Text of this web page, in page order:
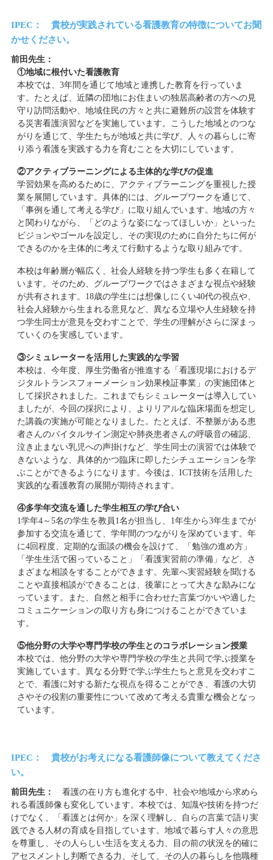
IPEC： 貴校が実践されている看護教育の特徴についてお聞
かせください。
前田先生：
①地域に根付いた看護教育
本校では、3年間を通じて地域と連携した教育を行っていま
す。たとえば、近隣の団地にお住まいの独居高齢者の方への見
守り訪問活動や、地域住民の方々と共に避難所の設営を体験す
る災害看護演習などを実施しています。こうした地域とのつな
がりを通じて、学生たちが地域と共に学び、人々の暮らしに寄
り添う看護を実践する力を育むことを大切にしています。
②アクティブラーニングによる主体的な学びの促進
学習効果を高めるために、アクティブラーニングを重視した授
業を展開しています。具体的には、グループワークを通じて、
「事例を通して考える学び」に取り組んでいます。地域の方々
と関わりながら、「どのような姿になってほしいか」といった
ビジョンやゴールを設定し、その実現のために自分たちに何が
できるのかを主体的に考えて行動するような取り組みです。
本校は年齢層が幅広く、社会人経験を持つ学生も多く在籍して
います。そのため、グループワークではさまざまな視点や経験
が共有されます。18歳の学生には想像しにくい40代の視点や、
社会人経験から生まれる意見など、異なる立場や人生経験を持
つ学生同士が意見を交わすことで、学生の理解がさらに深まっ
ていくのを実感しています。
③シミュレーターを活用した実践的な学習
本校は、今年度、厚生労働省が推進する「看護現場におけるデ
ジタルトランスフォーメーション効果検証事業」の実施団体と
して採択されました。これまでもシミュレーターは導入してい
ましたが、今回の採択により、よりリアルな臨床場面を想定し
た講義の実施が可能となりました。たとえば、不整脈がある患
者さんのバイタルサイン測定や肺炎患者さんの呼吸音の確認、
泣き止まない乳児への声掛けなど、学生同士の演習では体験で
きないような、具体的かつ臨床に即したシチュエーションを学
ぶことができるようになります。今後は、ICT技術を活用した
実践的な看護教育の展開が期待されます。
④多学年交流を通した学生相互の学び合い
1学年4～5名の学生を教員1名が担当し、1年生から3年生までが
参加する交流を通じて、学年間のつながりを深めています。年
に4回程度、定期的な面談の機会を設けて、「勉強の進め方」
「学生生活で困っていること」「看護実習前の準備」など、さ
まざまな相談をすることができます。先輩へ実習経験を聞ける
ことや直接相談ができることは、後輩にとって大きな励みにな
っています。また、自然と相手に合わせた言葉づかいや適した
コミュニケーションの取り方も身につけることができていま
す。
⑤他分野の大学や専門学校の学生とのコラボレーション授業
本校では、他分野の大学や専門学校の学生と共同で学ぶ授業を
実施しています。異なる分野で学ぶ学生たちと意見を交わすこ
とで、看護に対する新たな視点を得ることができ、看護の大切
さやその役割の重要性について改めて考える貴重な機会となっ
ています。
IPEC： 貴校がお考えになる看護師像について教えてくださ
い。
前田先生：
看護の在り方も進化する中、社会や地域から求めら
れる看護師像も変化しています。本校では、知識や技術を持つだ
けでなく、「看護とは何か」を深く理解し、自らの言葉で語り実
践できる人材の育成を目指しています。地域で暮らす人々の意思
を尊重し、その人らしい生活を支える力、目の前の状況を的確に
アセスメントし判断できる力、そして、その人の暮らしを他職種